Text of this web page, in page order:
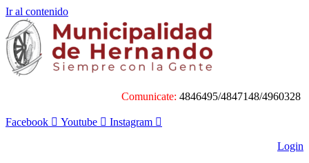
Ir al contenido
Comunicate: 4846495/4847148/4960328
Facebook Youtube Instagram
Login